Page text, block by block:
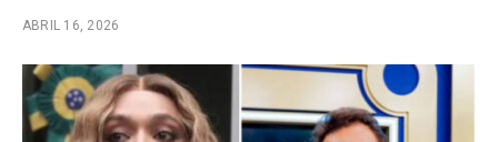
ABRIL 16, 2026